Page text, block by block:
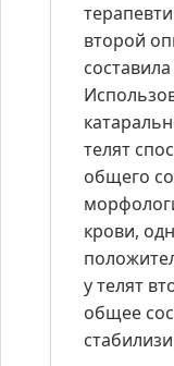
второй
телят
общего
крови,
у телят
общее